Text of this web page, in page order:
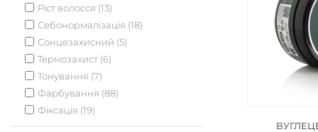
Ріст волосся (13)
Себонормалізація (18)
Сонцезахисний (5)
Термозахист (6)
Тонування (7)
Фарбування (88)
Фіксація (19)